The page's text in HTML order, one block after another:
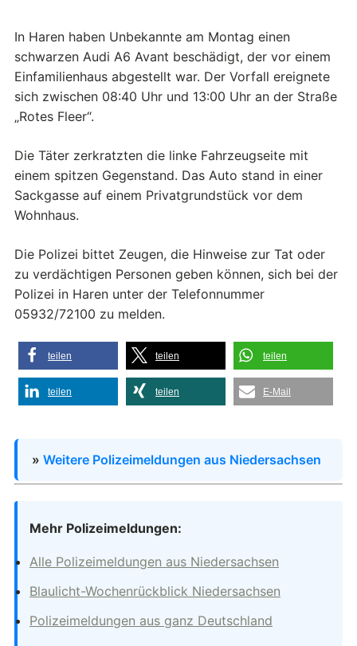
In Haren haben Unbekannte am Montag einen
schwarzen Audi A6 Avant beschädigt, der vor einem
Einfamilienhaus abgestellt war. Der Vorfall ereignete
sich zwischen 08:40 Uhr und 13:00 Uhr an der Straße
„Rotes Fleer“.
Die Täter zerkratzten die linke Fahrzeugseite mit
einem spitzen Gegenstand. Das Auto stand in einer
Sackgasse auf einem Privatgrundstück vor dem
Wohnhaus.
Die Polizei bittet Zeugen, die Hinweise zur Tat oder
zu verdächtigen Personen geben können, sich bei der
Polizei in Haren unter der Telefonnummer
05932/72100 zu melden.
teilen teilen teilen
teilen teilen E-Mail
» Weitere Polizeimeldungen aus Niedersachsen
Mehr Polizeimeldungen:
Alle Polizeimeldungen aus Niedersachsen
Blaulicht-Wochenrückblick Niedersachsen
Polizeimeldungen aus ganz Deutschland